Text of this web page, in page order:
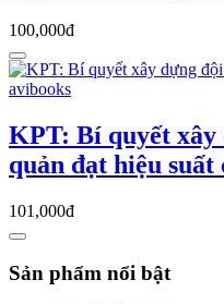
100,000đ
KPT: Bí quyết
quản đạt hiệu suất
101,000đ
Sản phẩm nổi bật